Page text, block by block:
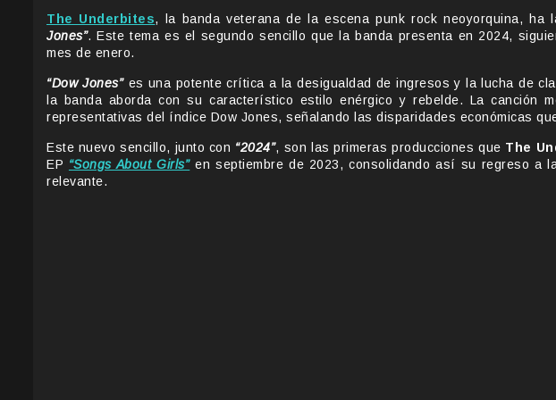
The Underbites, la banda veterana de la escena punk rock neoyorquina, ha
Jones”. Este tema es el segundo sencillo que la banda presenta en 2024,
mes de enero.
“Dow Jones”es una potente crítica a la desigualdad de ingresos y la lucha de
la banda aborda con su característico estilo enérgico y rebelde. La canción
representativas del índice Dow Jones, señalando las disparidades económicas
Este nuevo sencillo, junto con “2024”, son las primeras producciones que The
EP “Songs About Girls”en septiembre de 2023, consolidando así su regreso a
relevante.